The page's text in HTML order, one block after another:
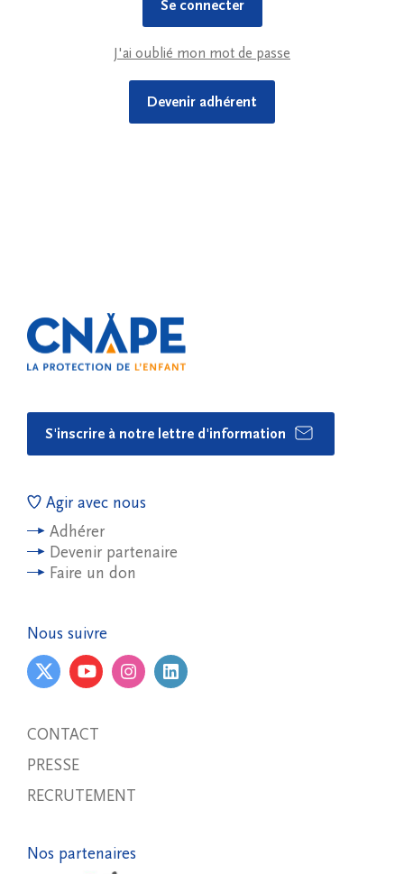
J'ai oublié mon mot de passe
Devenir adhérent
S'inscrire à notre lettre d'information
Agir avec nous
Adhérer
Devenir partenaire
Faire un don
Nous suivre
CONTACT
PRESSE
RECRUTEMENT
Nos partenaires